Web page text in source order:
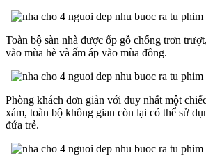
Toàn bộ sàn nhà được ốp gỗ chống trơn
vào mùa hè và ấm áp vào mùa đông.
Phòng khách đơn giản với duy nhất một
xám, toàn bộ không gian còn lại có thể sử
đứa trẻ.